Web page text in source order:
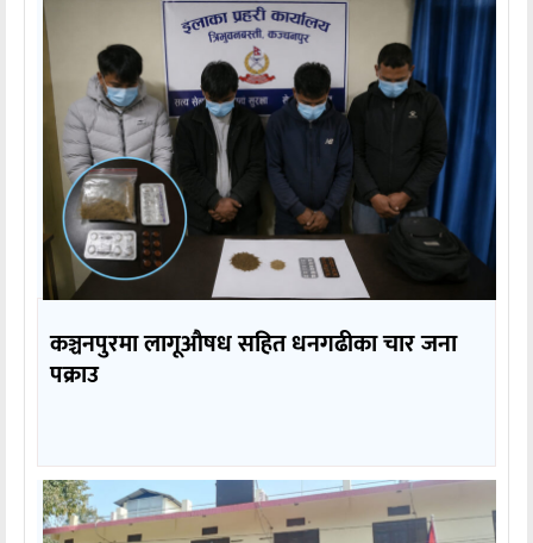
कञ्चनपुरमा लागूऔषध सहित धनगढीका चार जना
पक्राउ